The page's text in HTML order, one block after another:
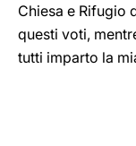
Chiesa e Rifugio
questi voti,
tutti imparto la